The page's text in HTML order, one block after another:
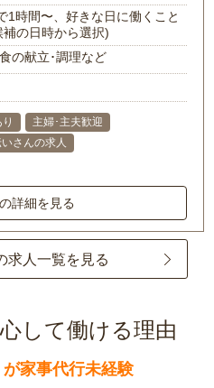
1時間〜、好きな日に働くこと
の日時から選択)
の献立･調理など
主婦･主夫歓迎
さんの求人
詳細を見る
求人一覧を見る
して働ける理由
家事代行未経験